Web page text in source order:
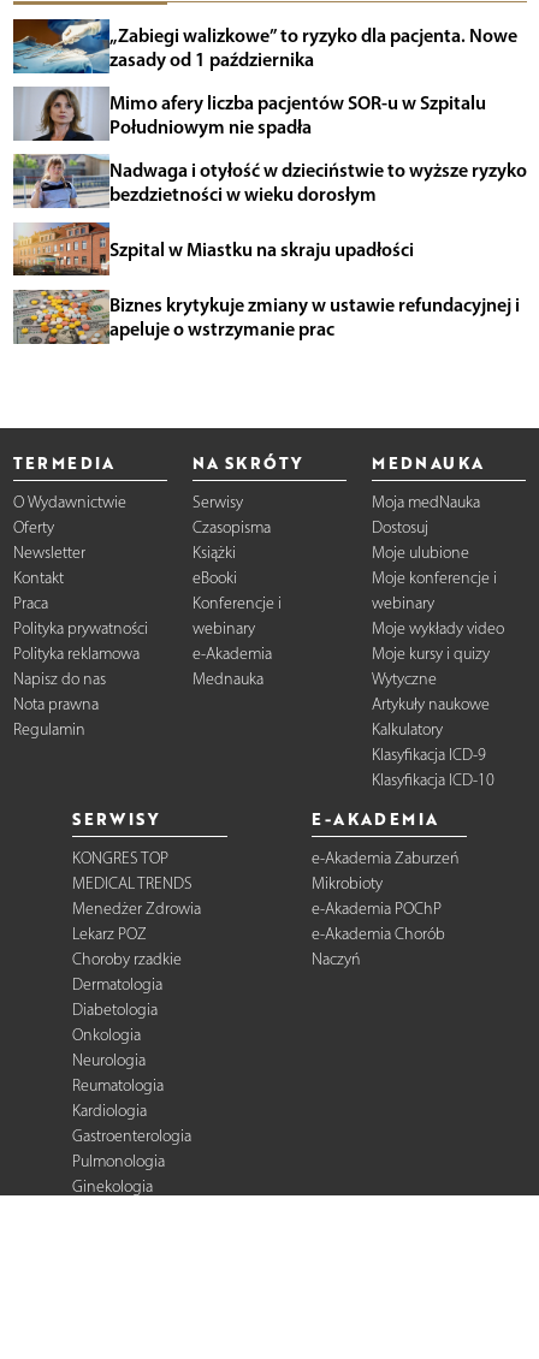
„Zabiegi walizkowe” to ryzyko dla pacjenta. Nowe
zasady od 1 października
Mimo afery liczba pacjentów SOR-u w Szpitalu
Południowym nie spadła
Nadwaga i otyłość w dzieciństwie to wyższe ryzyko
bezdzietności w wieku dorosłym
Szpital w Miastku na skraju upadłości
Biznes krytykuje zmiany w ustawie refundacyjnej i
apeluje o wstrzymanie prac
TERMEDIA
O Wydawnictwie
Oferty
Newsletter
Kontakt
Praca
Polityka prywatności
Polityka reklamowa
Napisz do nas
Nota prawna
Regulamin
NA SKRÓTY
Serwisy
Czasopisma
Książki
eBooki
Konferencje i
webinary
e-Akademia
Mednauka
MEDNAUKA
Moja medNauka
Dostosuj
Moje ulubione
Moje konferencje i
webinary
Moje wykłady video
Moje kursy i quizy
Wytyczne
Artykuły naukowe
Kalkulatory
Klasyfikacja ICD-9
Klasyfikacja ICD-10
SERWISY
KONGRES TOP
MEDICAL TRENDS
Menedżer Zdrowia
Lekarz POZ
Choroby rzadkie
Dermatologia
Diabetologia
Onkologia
Neurologia
Reumatologia
Kardiologia
Gastroenterologia
Pulmonologia
Ginekologia
E-AKADEMIA
e-Akademia Zaburzeń
Mikrobioty
e-Akademia POChP
e-Akademia Chorób
Naczyń